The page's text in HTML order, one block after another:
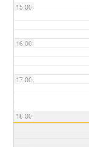
15:00
16:00
17:00
18:00